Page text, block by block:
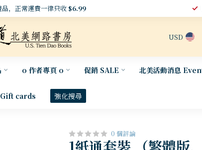
，正常運費一律只收 $6.99
USD
o 作者專頁 o 促銷 SALE 北美活動消息
Gift cards 強化搜尋
0 個評論
1紙通套裝 （繁體版